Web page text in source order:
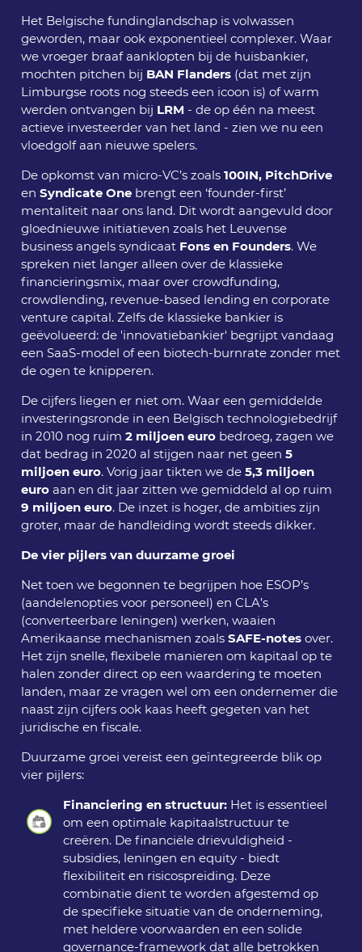
Het Belgische fundinglandschap is volwassen
geworden, maar ook exponentieel complexer. Waar
we vroeger braaf aanklopten bij de huisbankier,
mochten pitchen bij BAN Flanders(dat met zijn
Limburgse roots nog steeds een icoon is) of warm
werden ontvangen bij LRM - de op één na meest
actieve investeerder van het land - zien we nu een
vloedgolf aan nieuwe spelers.
De opkomst van micro-VC’s zoals 100IN, PitchDrive
en Syndicate Onebrengt een ‘founder-first’
mentaliteit naar ons land. Dit wordt aangevuld door
gloednieuwe initiatieven zoals het Leuvense
business angels syndicaat Fons en Founders. We
spreken niet langer alleen over de klassieke
financieringsmix, maar over crowdfunding,
crowdlending, revenue-based lending en corporate
venture capital. Zelfs de klassieke bankier is
geëvolueerd: de 'innovatiebankier' begrijpt vandaag
een SaaS-model of een biotech-burnrate zonder met
de ogen te knipperen.
De cijfers liegen er niet om. Waar een gemiddelde
investeringsronde in een Belgisch technologiebedrijf
in 2010 nog ruim 2 miljoen eurobedroeg, zagen we
dat bedrag in 2020 al stijgen naar net geen 5
miljoen euro. Vorig jaar tikten we de 5,3 miljoen
euroaan en dit jaar zitten we gemiddeld al op ruim
9 miljoen euro. De inzet is hoger, de ambities zijn
groter, maar de handleiding wordt steeds dikker.
De vier pijlers van duurzame groei
Net toen we begonnen te begrijpen hoe ESOP’s
(aandelenopties voor personeel) en CLA’s
(converteerbare leningen) werken, waaien
Amerikaanse mechanismen zoals SAFE-notesover.
Het zijn snelle, flexibele manieren om kapitaal op te
halen zonder direct op een waardering te moeten
landen, maar ze vragen wel om een ondernemer die
naast zijn cijfers ook kaas heeft gegeten van het
juridische en fiscale.
Duurzame groei vereist een geïntegreerde blik op
vier pijlers:
Financiering en structuur: Het is essentieel
om een optimale kapitaalstructuur te
creëren. De financiële drievuldigheid -
subsidies, leningen en equity - biedt
flexibiliteit en risicospreiding. Deze
combinatie dient te worden afgestemd op
de specifieke situatie van de onderneming,
met heldere voorwaarden en een solide
governance-framework dat alle betrokken